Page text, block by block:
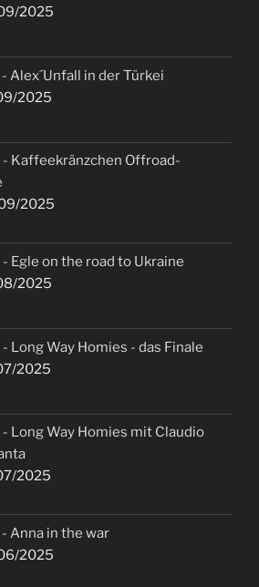
2025
Alex´Unfall in der Türkei
2025
- Kaffeekränzchen Offroad-
2025
Egle on the road to Ukraine
2025
Long Way Homies - das Finale
2025
Long Way Homies mit Claudio
2025
Anna in the war
2025